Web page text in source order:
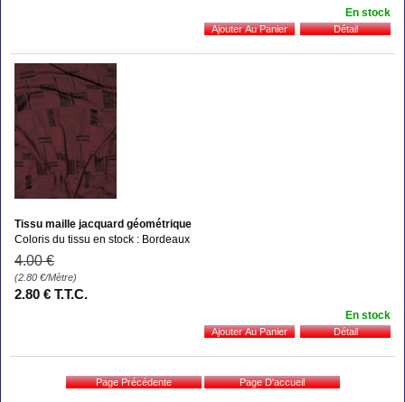
En stock
Tissu maille jacquard géométrique
Coloris du tissu en stock : Bordeaux
4.00 €
(2.80 €/Mètre)
2.80 € T.T.C.
En stock